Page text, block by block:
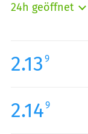
24h geöffnet
Mittwoch:
Donnerstag:
Samstag:
Sonntag:
2.13 9
2.149